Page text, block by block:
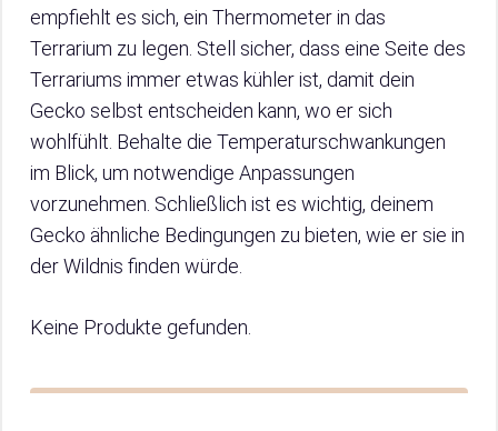
empfiehlt es sich, ein Thermometer in das
Terrarium zu legen. Stell sicher, dass eine Seite des
Terrariums immer etwas kühler ist, damit dein
Gecko selbst entscheiden kann, wo er sich
wohlfühlt. Behalte die Temperaturschwankungen
im Blick, um notwendige Anpassungen
vorzunehmen. Schließlich ist es wichtig, deinem
Gecko ähnliche Bedingungen zu bieten, wie er sie in
der Wildnis finden würde.
Keine Produkte gefunden.